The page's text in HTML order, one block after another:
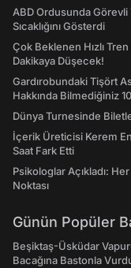
ABD Ordusunda
Sıcaklığını Gösterdi
Çok Beklenen Hızlı
Dakikaya Düşecek!
Gardırobundaki Tişört
Hakkında Bilmediğiniz
Dünya Turnesinde
İçerik Üreticisi Kerem
Saat Fark Etti
Psikologlar Açıkladı:
Noktası
Günün Popüler
Beşiktaş-Üsküdar
Bacağına Bastonla